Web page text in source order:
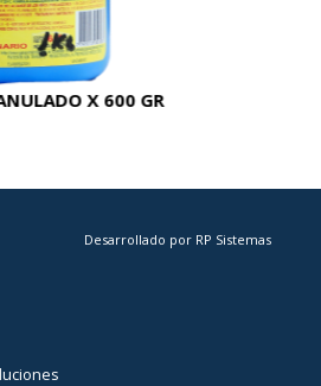
X 600 GR
Desarrollado por RP Sistemas